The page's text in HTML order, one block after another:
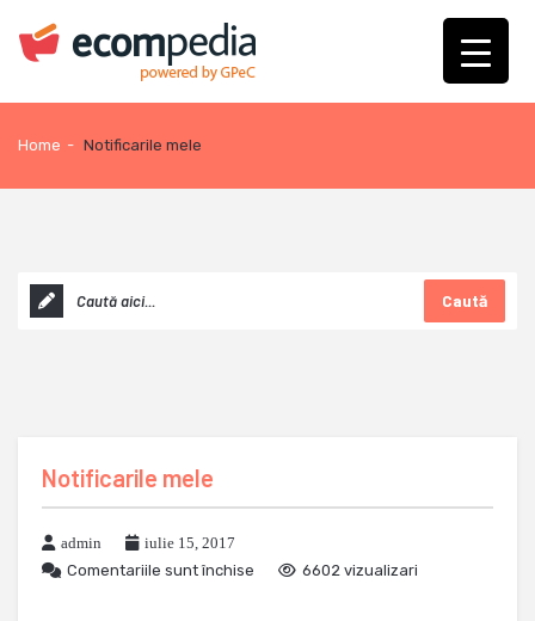
Home - Notificarile mele
Caută
Notificarile mele
admin
iulie 15, 2017
Comentariile sunt închise
6602 vizualizari